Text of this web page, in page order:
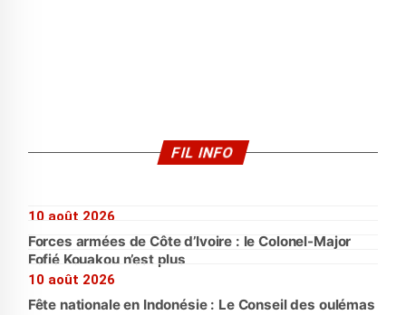
FIL INFO
10 août 2026
Forces armées de Côte d’Ivoire : le Colonel-Major
Fofié Kouakou n’est plus
10 août 2026
Fête nationale en Indonésie : Le Conseil des oulémas